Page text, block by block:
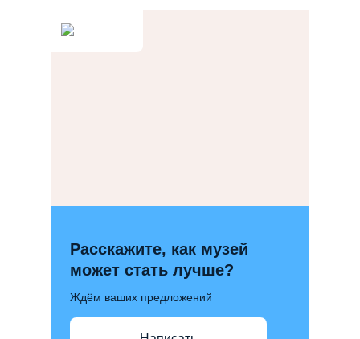
Расскажите, как музей
может стать лучше?
Ждём ваших предложений